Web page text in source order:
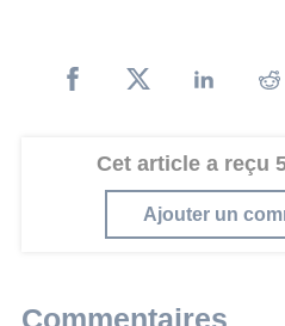
Cet article a reçu
Ajouter un
Commentaires